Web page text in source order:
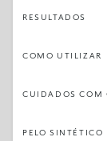
RESULTADOS
COMO UTILIZAR
CUIDADOS COM
PELO SINTÉTICO